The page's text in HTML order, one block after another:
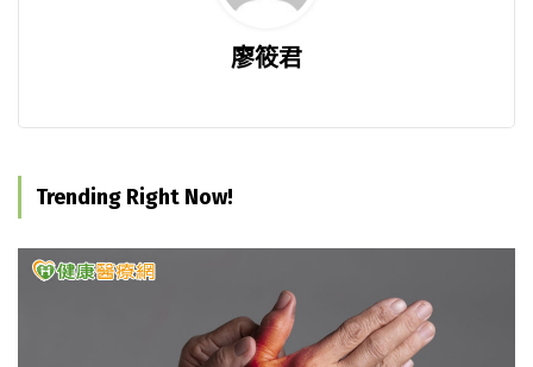
廖筱君
Trending Right Now!